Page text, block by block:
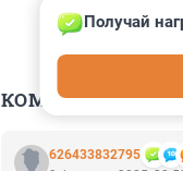
КОММЕНТАРИИ
626433832795
Получай